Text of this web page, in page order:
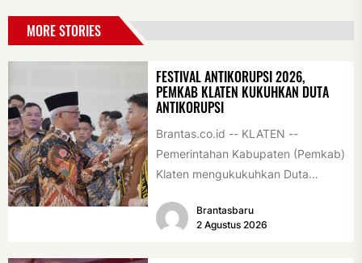
MORE STORIES
FESTIVAL ANTIKORUPSI 2026,
PEMKAB KLATEN KUKUHKAN DUTA
ANTIKORUPSI
Brantas.co.id -- KLATEN --
Pemerintahan Kabupaten (Pemkab)
Klaten mengukukuhkan Duta
pelajar dan pemuda. Pengukuhan
tersebut digelar...
Brantasbaru
2 Agustus 2026